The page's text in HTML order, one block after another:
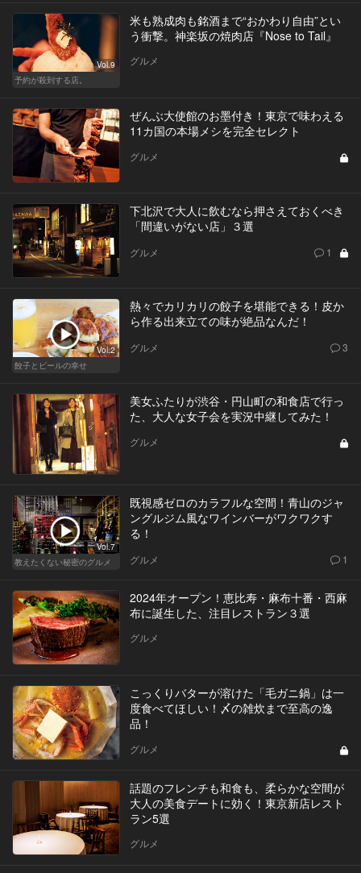
Vol.9
予約が殺到する店。
米も熟成肉も銘酒まで“おかわり自由”とい
う衝撃。神楽坂の焼肉店『Nose to Tail』
グルメ
ぜんぶ大使館のお墨付き！東京で味わえる
11カ国の本場メシを完全セレクト
グルメ
下北沢で大人に飲むなら押さえておくべき
「間違いがない店」３選
グルメ 1
Vol.2
餃子とビールの幸せ
熱々でカリカリの餃子を堪能できる！皮か
ら作る出来立ての味が絶品なんだ！
グルメ 3
美女ふたりが渋谷・円山町の和食店で行っ
た、大人な女子会を実況中継してみた！
グルメ
Vol.7
教えたくない秘密のグルメ
既視感ゼロのカラフルな空間！青山のジャ
ングルジム風なワインバーがワクワクす
る！
グルメ 1
2024年オープン！恵比寿・麻布十番・西麻
布に誕生した、注目レストラン３選
グルメ
こっくりバターが溶けた「毛ガニ鍋」は一
度食べてほしい！〆の雑炊まで至高の逸
品！
グルメ
話題のフレンチも和食も、柔らかな空間が
大人の美食デートに効く！東京新店レスト
ラン5選
グルメ